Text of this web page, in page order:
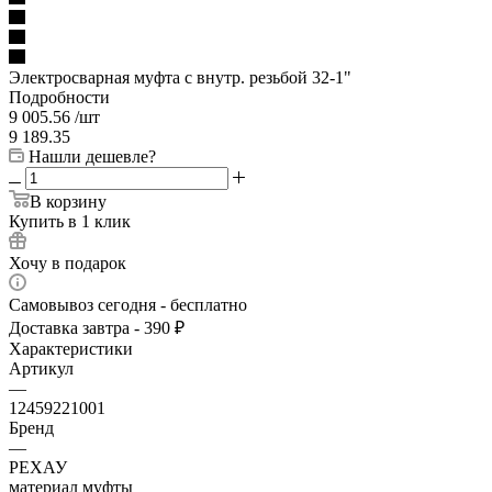
Электросварная муфта с внутр. резьбой 32-1"
Подробности
9 005.56 /шт
9 189.35
Нашли дешевле?
В корзину
Купить в 1 клик
Хочу в подарок
Самовывоз сегодня - бесплатно
Доставка завтра - 390 ₽
Характеристики
Артикул
—
12459221001
Бренд
—
РЕХАУ
материал муфты